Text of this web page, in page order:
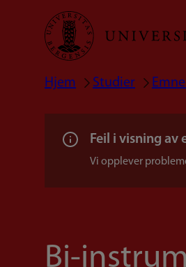
Hopp
hovedinnhold
Hjem Studier
Feil i visning av
Vi opplever
Bi-